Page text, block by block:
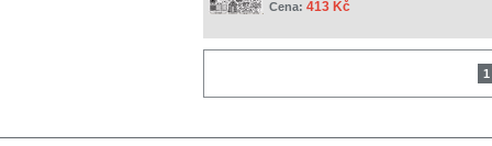
Cena: 413 Kč
1